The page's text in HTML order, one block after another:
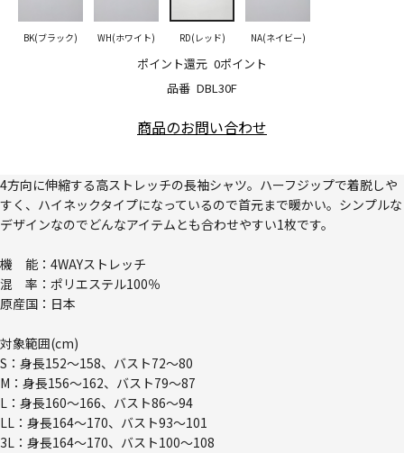
品番 DBL30F
ポイント還元 0ポイント
BK(ブラック) WH(ホワイト) RD(レッド) NA(ネイビー)
商品のお問い合わせ
4方向に伸縮する高ストレッチの長袖シャツ。ハーフジップで着脱しや
すく、ハイネックタイプになっているので首元まで暖かい。シンプルな
デザインなのでどんなアイテムとも合わせやすい1枚です。
機 能：4WAYストレッチ
混 率：ポリエステル100％
原産国：日本
対象範囲(cm)
S：身長152～158、バスト72～80
M：身長156～162、バスト79～87
L：身長160～166、バスト86～94
LL：身長164～170、バスト93～101
3L：身長164～170、バスト100～108